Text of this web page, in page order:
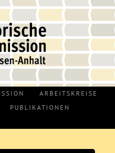
ARBEITSKREISE
PUBLIKATIONEN